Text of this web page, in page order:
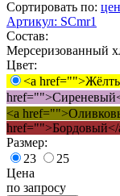
Сортировать по:
Артикул: SCmr1
Состав:
Мерсеризованный
Цвет:
<a
<a
href="">Бордовый</
Размер:
23
25
Цена
по запросу